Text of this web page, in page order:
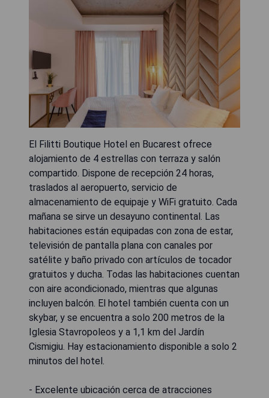
El Filitti Boutique Hotel en Bucarest ofrece
alojamiento de 4 estrellas con terraza y salón
compartido. Dispone de recepción 24 horas,
traslados al aeropuerto, servicio de
almacenamiento de equipaje y WiFi gratuito. Cada
mañana se sirve un desayuno continental. Las
habitaciones están equipadas con zona de estar,
televisión de pantalla plana con canales por
satélite y baño privado con artículos de tocador
gratuitos y ducha. Todas las habitaciones cuentan
con aire acondicionado, mientras que algunas
incluyen balcón. El hotel también cuenta con un
skybar, y se encuentra a solo 200 metros de la
Iglesia Stavropoleos y a 1,1 km del Jardín
Cismigiu. Hay estacionamiento disponible a solo 2
minutos del hotel.
- Excelente ubicación cerca de atracciones